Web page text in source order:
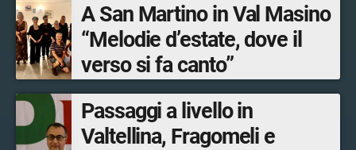
A San Martino in Val Masino
“Melodie d’estate, dove il
verso si fa canto”
Passaggi a livello in
Valtellina, Fragomeli e